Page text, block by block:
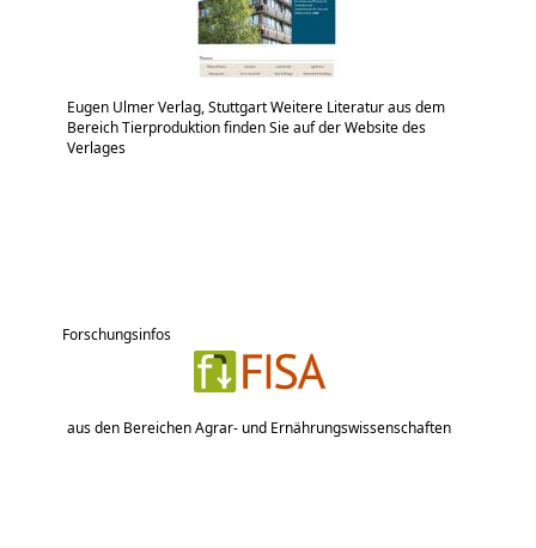
Eugen Ulmer Verlag, Stuttgart Weitere Literatur aus dem
Bereich Tierproduktion finden Sie auf der Website des
Verlages
Forschungsinfos
aus den Bereichen Agrar- und Ernährungswissenschaften